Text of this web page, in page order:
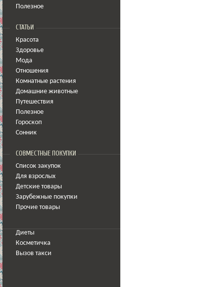
Полезное
СТАТЬИ
Красота
Здоровье
Мода
Отношения
Комнатные растения
Домашние животные
Путешествия
Полезное
Гороскоп
Сонник
СОВМЕСТНЫЕ ПОКУПКИ
Список закупок
Для взрослых
Детские товары
Зарубежные покупки
Прочие товары
Диеты
Косметичка
Вызов такси